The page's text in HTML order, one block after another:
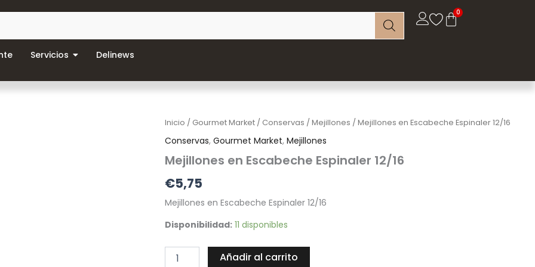
Servicios Delinews
Inicio / Gourmet Market / Conservas /Mejillones / Mejillones en Escabeche Espinaler 12/16
Conservas,Gourmet Market,Mejillones
Mejillones en Escabeche Espinaler 12/16
€5,75
Mejillones en Escabeche Espinaler 12/16
Disponibilidad: 11 disponibles
Mejillones
Escabeche
Espinaler
12/16
cantidad
Añadir al carrito